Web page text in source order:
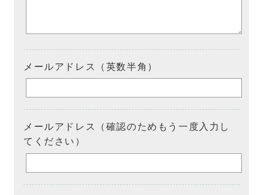
メールアドレス（英数半角）
メールアドレス（確認のためもう一度入力し
てください）